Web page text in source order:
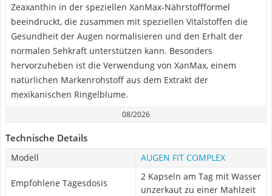
Zeaxanthin in der speziellen XanMax-Nährstoffformel
beeindruckt, die zusammen mit speziellen Vitalstoffen die
Gesundheit der Augen normalisieren und den Erhalt der
normalen Sehkraft unterstützen kann. Besonders
hervorzuheben ist die Verwendung von XanMax, einem
natürlichen Markenrohstoff aus dem Extrakt der
mexikanischen Ringelblume.
08/2026
Technische Details
Modell AUGEN FIT COMPLEX
Empfohlene Tagesdosis
2 Kapseln am Tag mit Wasser
unzerkaut zu einer Mahlzeit